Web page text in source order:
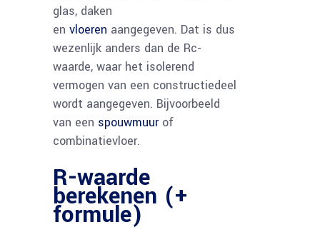
glas, daken
en vloeren aangegeven. Dat is dus
wezenlijk anders dan de Rc-
waarde, waar het isolerend
vermogen van een constructiedeel
wordt aangegeven. Bijvoorbeeld
van een spouwmuurof
combinatievloer.
R-waarde
berekenen (+
formule)